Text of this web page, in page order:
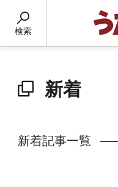
検索
新着
新着記事一覧